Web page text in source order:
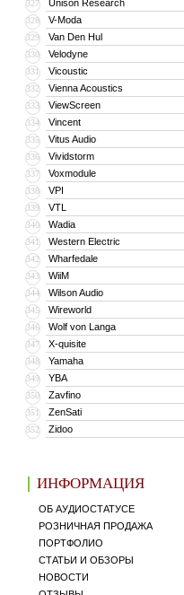
327 Unison Research
328 V-Moda
329 Van Den Hul
330 Velodyne
331 Vicoustic
332 Vienna Acoustics
333 ViewScreen
334 Vincent
335 Vitus Audio
336 Vividstorm
337 Voxmodule
338 VPI
339 VTL
340 Wadia
341 Western Electric
342 Wharfedale
343 WiiM
344 Wilson Audio
345 Wireworld
346 Wolf von Langa
347 X-quisite
348 Yamaha
349 YBA
350 Zavfino
351 ZenSati
352 Zidoo
ИНФОРМАЦИЯ
ОБ АУДИОСТАТУСЕ
РОЗНИЧНАЯ ПРОДАЖА
ПОРТФОЛИО
СТАТЬИ И ОБЗОРЫ
НОВОСТИ